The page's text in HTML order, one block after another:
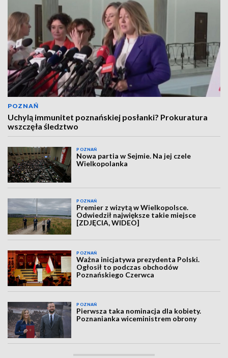
POZNAŃ
Uchylą immunitet poznańskiej posłanki? Prokuratura
wszczęła śledztwo
POZNAŃ
Nowa partia w Sejmie. Na jej czele
Wielkopolanka
POZNAŃ
Premier z wizytą w Wielkopolsce.
Odwiedził największe takie miejsce
[ZDJĘCIA, WIDEO]
POZNAŃ
Ważna inicjatywa prezydenta Polski.
Ogłosił to podczas obchodów
Poznańskiego Czerwca
POZNAŃ
Pierwsza taka nominacja dla kobiety.
Poznanianka wiceministrem obrony